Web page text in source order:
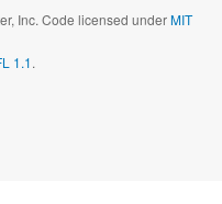
Inc. Code licensed underMIT
1.1.